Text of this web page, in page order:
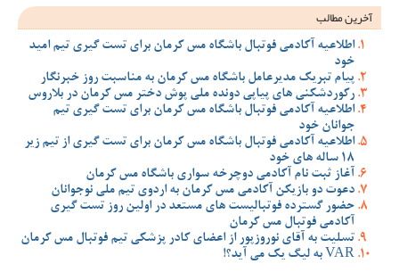
آخرین مطالب
اطلاعیه آکادمی فوتبال باشگاه مس کرمان برای تست گیری تیم امید
خود
پیام تبریک مدیرعامل باشگاه مس کرمان به مناسبت روز خبرنگار
رکوردشکنی های پیاپی دونده ملی پوش دختر مس کرمان در بلاروس
اطلاعیه آکادمی فوتبال باشگاه مس کرمان برای تست گیری تیم
جوانان خود
اطلاعیه آکادمی فوتبال باشگاه مس کرمان برای تست گیری از تیم زیر
18 ساله های خود
آغاز ثبت نام آکادمی دوچرخه سواری باشگاه مس کرمان
دعوت دو بازیکن آکادمی مس کرمان به اردوی تیم ملی نوجوانان
حضور گسترده فوتبالیست های مستعد در اولین روز تست گیری
آکادمی فوتبال مس کرمان
تسلیت به آقای نوروزپور از اعضای کادر پزشکی تیم فوتبال مس کرمان
VAR به لیگ یک می آید؟!